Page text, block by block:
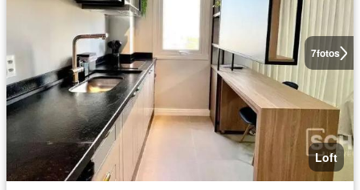
7fotos
Loft